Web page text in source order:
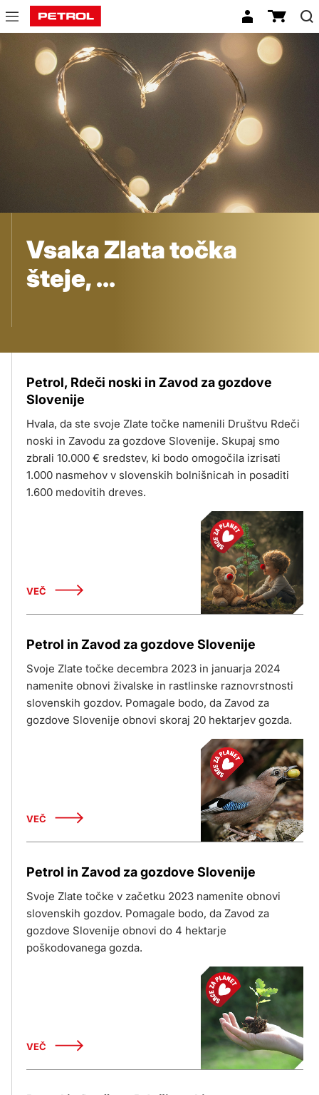
Donacije
Vsaka Zlata točka
šteje,
Petrol, Rdeči noski in Zavod za gozdove
Slovenije
Hvala, da ste svoje Zlate točke namenili Društvu Rdeči
noski in Zavodu za gozdove Slovenije. Skupaj smo
zbrali 10.000 € sredstev, ki bodo omogočila izrisati
1.000 nasmehov v slovenskih bolnišnicah in posaditi
1.600 medovitih dreves.
VEČ
Petrol in Zavod za gozdove Slovenije
Svoje Zlate točke decembra 2023 in januarja 2024
namenite obnovi živalske in rastlinske raznovrstnosti
slovenskih gozdov. Pomagale bodo, da Zavod za
gozdove Slovenije obnovi skoraj 20 hektarjev gozda.
VEČ
Petrol in Zavod za gozdove Slovenije
Svoje Zlate točke v začetku 2023 namenite obnovi
slovenskih gozdov. Pomagale bodo, da Zavod za
gozdove Slovenije obnovi do 4 hektarje
poškodovanega gozda.
VEČ